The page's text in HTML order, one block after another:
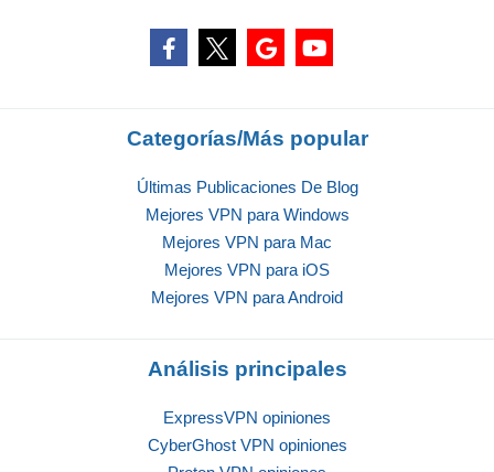
Categorías/Más popular
Últimas Publicaciones De Blog
Mejores VPN para Windows
Mejores VPN para Mac
Mejores VPN para iOS
Mejores VPN para Android
Análisis principales
ExpressVPN opiniones
CyberGhost VPN opiniones